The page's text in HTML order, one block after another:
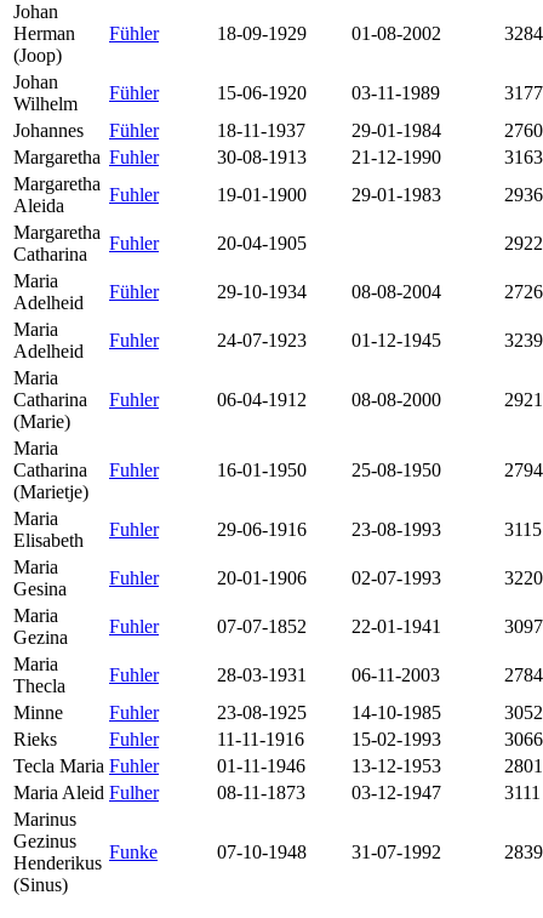
Johan
Herman
(Joop)
Fühler 18-09-1929 01-08-2002 3284
Johan
Wilhelm
Fühler 15-06-1920 03-11-1989
3177
Johannes
Fühler 18-11-1937 29-01-1984
2760
Margaretha Fuhler 30-08-1913 21-12-1990
3163
Margaretha
Aleida
Fuhler 19-01-1900 29-01-1983
2936
Margaretha
Catharina
Fuhler 20-04-1905
2922
Maria
Adelheid
Fühler 29-10-1934 08-08-2004
2726
Maria
Adelheid
Fuhler 24-07-1923 01-12-1945
3239
Maria
Catharina
(Marie)
Fuhler 06-04-1912 08-08-2000 2921
Maria
Catharina
(Marietje)
Fuhler 16-01-1950 25-08-1950 2794
Maria
Elisabeth
Fuhler 29-06-1916 23-08-1993
3115
Maria
Gesina
Fuhler 20-01-1906 02-07-1993
3220
Maria
Gezina
Fuhler 07-07-1852 22-01-1941
3097
Maria
Thecla
Fuhler 28-03-1931 06-11-2003
2784
Minne
Fuhler 23-08-1925 14-10-1985
3052
Rieks
Fuhler 11-11-1916 15-02-1993
3066
Tecla Maria Fuhler 01-11-1946 13-12-1953
2801
Maria Aleid Fulher 08-11-1873 03-12-1947
3111
Marinus
Gezinus
Henderikus
(Sinus)
Funke 07-10-1948 31-07-1992 2839